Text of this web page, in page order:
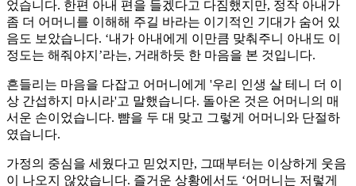
었습니다. 한편 아내 편을 들겠다고 다짐했지만, 정작 아내가
좀 더 어머니를 이해해 주길 바라는 이기적인 기대가 숨어 있
음도 보았습니다. ‘내가 아내에게 이만큼 맞춰주니 아내도 이
정도는 해줘야지’라는, 거래하듯 한 마음을 본 것입니다.
흔들리는 마음을 다잡고 어머니에게 '우리 인생 살 테니 더 이
상 간섭하지 마시라'고 말했습니다. 돌아온 것은 어머니의 매
서운 손이었습니다. 뺨을 두 대 맞고 그렇게 어머니와 단절하
였습니다.
가정의 중심을 세웠다고 믿었지만, 그때부터는 이상하게 웃음
이 나오지 않았습니다. 즐거운 상황에서도 ‘어머니는 저렇게